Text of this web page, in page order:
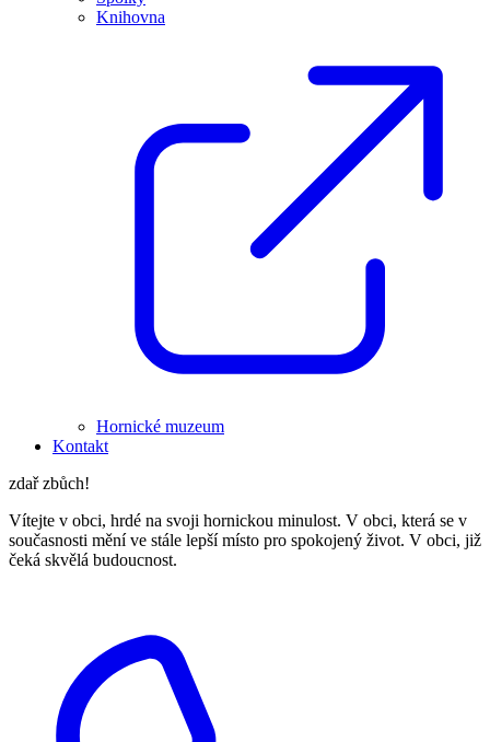
Knihovna
Hornické muzeum
Kontakt
zdař zbůch!
Vítejte v obci, hrdé na svoji hornickou minulost. V obci, která se v
současnosti mění ve stále lepší místo pro spokojený život. V obci, již
čeká skvělá budoucnost.